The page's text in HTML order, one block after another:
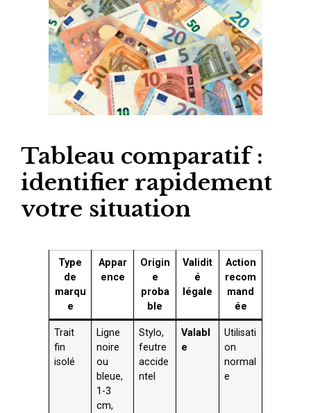
Tableau comparatif :
identifier rapidement
votre situation
Type
de
marqu
e
Appar
ence
Origin
e
proba
ble
Validit
é
légale
Action
recom
mand
ée
Trait
fin
isolé
Ligne
noire
ou
bleue,
1-3
cm,
Stylo,
feutre
accide
ntel
Valabl
e
Utilisati
on
normal
e